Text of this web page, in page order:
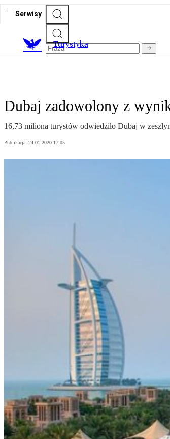
Serwisy
Turystyka
Dubaj zadowolony z
16,73 miliona turystów odwiedziło Dubaj w
Publikacja: 24.01.2020 17:05